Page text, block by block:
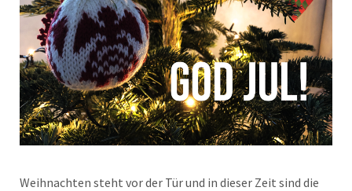
Wei­h­nacht­en ste­ht vor der Tür und in dieser Zeit sind die